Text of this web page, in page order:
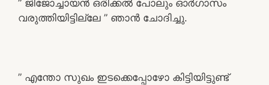
” ജിജോച്ചായൻ ഒരിക്കൽ പോലും ഓർഗാസം
വരുത്തിയിട്ടില്ലേ ” ഞാൻ ചോദിച്ചു.
” എന്തോ സുഖം ഇടക്കെപ്പോഴോ കിട്ടിയിട്ടുണ്ട്